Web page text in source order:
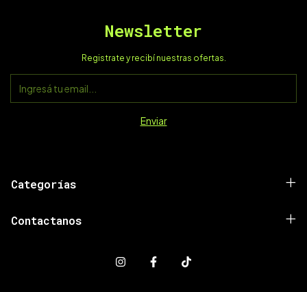
Newsletter
Registrate y recibí nuestras ofertas.
Categorías
Contactanos